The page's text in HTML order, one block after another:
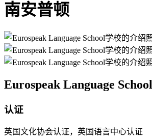
南安普顿
Eurospeak Language School
认证
英国文化协会认证，英国语言中心认证